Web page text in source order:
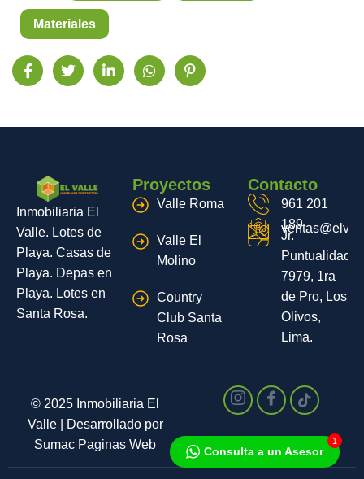
Materiales
Inmobiliaria El
Valle. Lotes de
Playa. Casas de
Playa. Depas en
Playa. Lotes en
Santa Rosa.
Proyectos
Valle Roma
Valle El
Molino
Country
Club Santa
Rosa
Contacto
961 201
189
Jr.
Puntualidad
7979, 1ra
de Pro, Los
Olivos,
Lima.
© 2025 Inmobiliaria El
Valle | Desarrollado por
Sumac Paginas Web
Consulta a un Asesor
1